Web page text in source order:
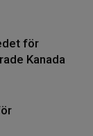
för
Kanada